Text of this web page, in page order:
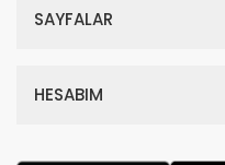
SAYFALAR
HESABIM